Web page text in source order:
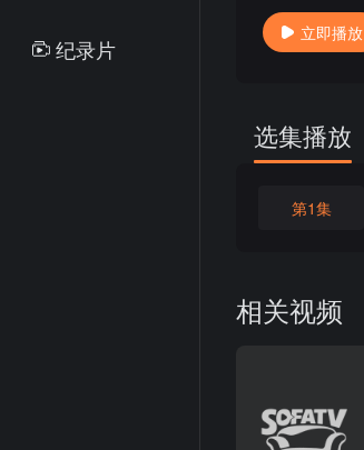
纪录片
立即播放
选集播放
第1集
相关视频